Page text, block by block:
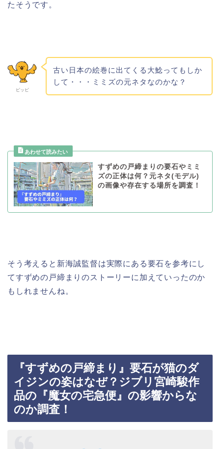
たそうです。
ピッピ
古い日本の絵巻に出てくる大鯰ってもしか
して・・・ミミズの元ネタなのかな？
すずめの戸締まりの要石やミミ
ズの正体は何？元ネタ(モデル)
の画像や存在する場所を調査！
そう考えると新海誠監督は実際にある要石を参考にし
てすずめの戸締まりのストーリーに加えていったのか
もしれませんね。
『すずめの戸締まり』要石が猫のダ
イジンの姿はなぜ？ジブリ宮崎駿作
品の『魔女の宅急便』の影響からな
のか調査！